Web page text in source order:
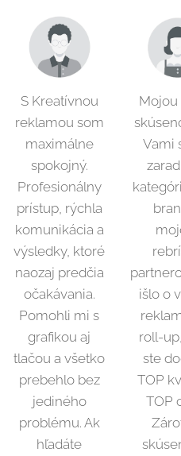
S Kreatívnou
reklamou som
maximálne
spokojný.
Profesionálny
prístup, rýchla
komunikácia a
výsledky, ktoré
naozaj predčia
očakávania.
Pomohli mi s
grafikou aj
tlačou a všetko
prebehlo bez
jediného
problému. Ak
hľadáte
Mojou
Vami
išlo o
roll-
ste
TOP
TOP